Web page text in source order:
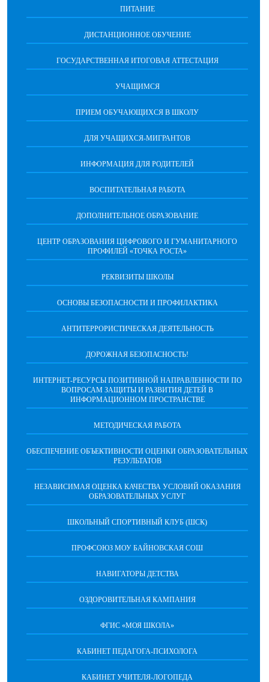
ПИТАНИЕ
ДИСТАНЦИОННОЕ ОБУЧЕНИЕ
ГОСУДАРСТВЕННАЯ ИТОГОВАЯ АТТЕСТАЦИЯ
УЧАЩИМСЯ
ПРИЕМ ОБУЧАЮЩИХСЯ В ШКОЛУ
ДЛЯ УЧАЩИХСЯ-МИГРАНТОВ
ИНФОРМАЦИЯ ДЛЯ РОДИТЕЛЕЙ
ВОСПИТАТЕЛЬНАЯ РАБОТА
ДОПОЛНИТЕЛЬНОЕ ОБРАЗОВАНИЕ
ЦЕНТР ОБРАЗОВАНИЯ ЦИФРОВОГО И ГУМАНИТАРНОГО
ПРОФИЛЕЙ «ТОЧКА РОСТА»
РЕКВИЗИТЫ ШКОЛЫ
ОСНОВЫ БЕЗОПАСНОСТИ И ПРОФИЛАКТИКА
АНТИТЕРРОРИСТИЧЕСКАЯ ДЕЯТЕЛЬНОСТЬ
ДОРОЖНАЯ БЕЗОПАСНОСТЬ!
ИНТЕРНЕТ-РЕСУРСЫ ПОЗИТИВНОЙ НАПРАВЛЕННОСТИ ПО
ВОПРОСАМ ЗАЩИТЫ И РАЗВИТИЯ ДЕТЕЙ В
ИНФОРМАЦИОННОМ ПРОСТРАНСТВЕ
МЕТОДИЧЕСКАЯ РАБОТА
ОБЕСПЕЧЕНИЕ ОБЪЕКТИВНОСТИ ОЦЕНКИ ОБРАЗОВАТЕЛЬНЫХ
РЕЗУЛЬТАТОВ
НЕЗАВИСИМАЯ ОЦЕНКА КАЧЕСТВА УСЛОВИЙ ОКАЗАНИЯ
ОБРАЗОВАТЕЛЬНЫХ УСЛУГ
ШКОЛЬНЫЙ СПОРТИВНЫЙ КЛУБ (ШСК)
ПРОФСОЮЗ МОУ БАЙНОВСКАЯ СОШ
НАВИГАТОРЫ ДЕТСТВА
ОЗДОРОВИТЕЛЬНАЯ КАМПАНИЯ
ФГИС «МОЯ ШКОЛА»
КАБИНЕТ ПЕДАГОГА-ПСИХОЛОГА
КАБИНЕТ УЧИТЕЛЯ-ЛОГОПЕДА